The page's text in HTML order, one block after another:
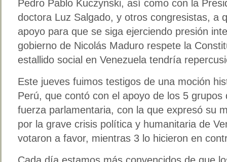
Pedro Pablo Kuczynski, así como con la
doctora Luz Salgado, y otros congresistas, a
apoyo para que se siga ejerciendo presión
gobierno de Nicolás Maduro respete la
estallido social en Venezuela tendría
Este jueves fuimos testigos de una moción
Perú, que contó con el apoyo de los 5 grupos
fuerza parlamentaria, con la que expresó su
por la grave crisis política y humanitaria de
votaron a favor, mientras 3 lo hicieron en
Cada día estamos más convencidos de que